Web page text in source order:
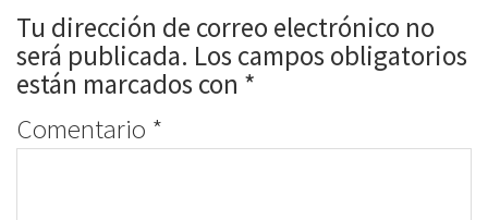
Tu dirección de correo electrónico no
será publicada. Los campos obligatorios
están marcados con *
Comentario *